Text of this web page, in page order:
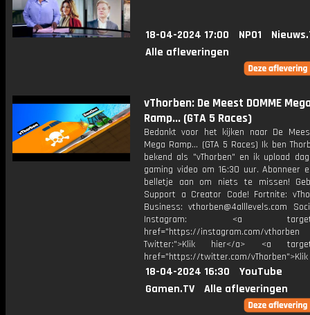
18-04-2024 17:00 NPO1
Alle afleveringen
vThorben: De Meest DOMME
Ramp... (GTA 5 Races)
Bedankt voor het kijken naar De
Mega Ramp... (GTA 5 Races) Ik ben
bekend als "vThorben" en ik upload
gaming video om 16:30 uur. Abonneer
belletje aan om niets te missen!
Support a Creator Code! Fortnite:
Business: vthorben@4alllevels.com
Instagram: <a
href="https://instagram.com/vthorben
Twitter:">Klik hier</a> <a
href="https://twitter.com/
18-04-2024 16:30
YouTube
Gamen.TV
Alle afleveringen